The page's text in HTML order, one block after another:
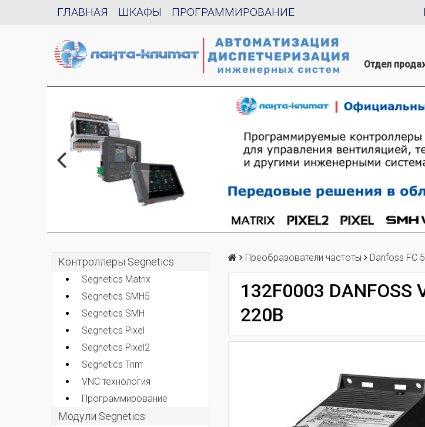
ГЛАВНАЯ ШКАФЫ ПРОГРАММИРОВАНИЕ
Отдел
Контроллеры Segnetics
Segnetics Matrix
Segnetics SMH5
Segnetics SMH
Segnetics Pixel
Segnetics Pixel2
Segnetics Trim
VNC технология
Программирование
Модули Segnetics
Преобразователи частоты Danfoss FC
132F0003 DANFOSS
220В